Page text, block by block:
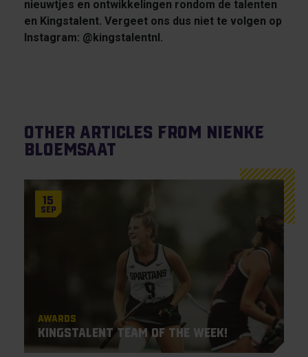
nieuwtjes en ontwikkelingen rondom de talenten
en Kingstalent. Vergeet ons dus niet te volgen op
Instagram: @kingstalentnl.
Other articles from Nienke
Bloemsaat
15
Sep
Awards
KingsTalent Team of the Week!